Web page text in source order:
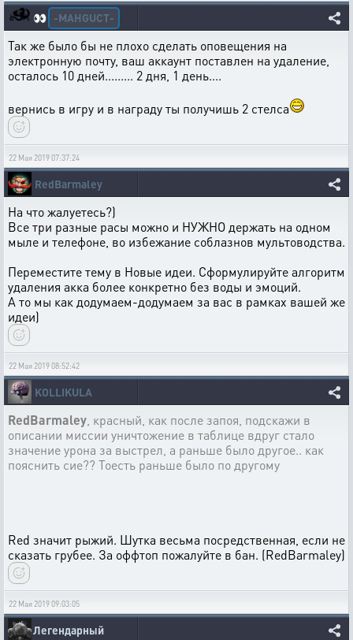
👀 -MAHGUCT-
Так же было бы не плохо сделать оповещения на
электронную почту, ваш аккаунт поставлен на удаление,
осталось 10 дней......... 2 дня, 1 день....
вернись в игру и в награду ты получишь 2 стелса
22 Мая 2019 07:37:24
RedBarmaley
На что жалуетесь?)
Все три разные расы можно и НУЖНО держать на одном
мыле и телефоне, во избежание соблазнов мультоводства.
Переместите тему в Новые идеи. Сформулируйте алгоритм
удаления акка более конкретно без воды и эмоций.
А то мы как додумаем-додумаем за вас в рамках вашей же
идеи)
22 Мая 2019 08:52:42
KOLLIKULA
RedBarmaley , красный, как после запоя, подскажи в
описании миссии уничтожение в таблице вдруг стало
значение урона за выстрел, а раньше было другое.. как
пояснить сие?? Тоесть раньше было по другому
Red значит рыжий. Шутка весьма посредственная, если не
сказать грубее. За оффтоп пожалуйте в бан. (RedBarmaley)
22 Мая 2019 09:03:05
Легендарный